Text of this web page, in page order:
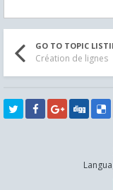
GO TO TOPIC
Création de lignes